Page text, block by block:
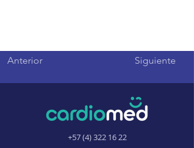
Anterior Siguiente
+57 (4) 322 16 22